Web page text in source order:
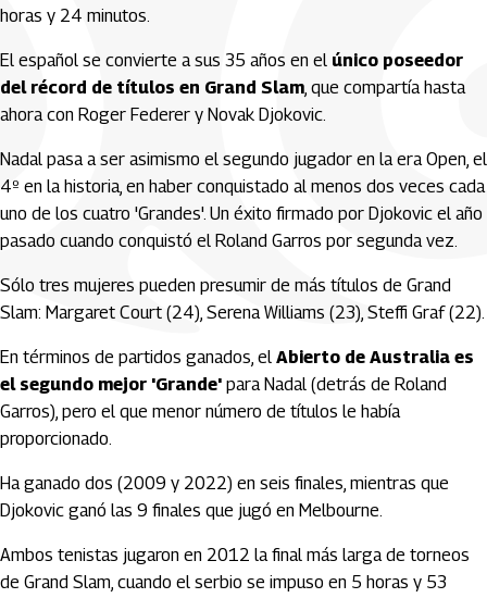
horas y 24 minutos.
El español se convierte a sus 35 años en el único poseedor
del récord de títulos en Grand Slam, que compartía hasta
ahora con Roger Federer y Novak Djokovic.
Nadal pasa a ser asimismo el segundo jugador en la era Open, el
4º en la historia, en haber conquistado al menos dos veces cada
uno de los cuatro 'Grandes'. Un éxito firmado por Djokovic el año
pasado cuando conquistó el Roland Garros por segunda vez.
Sólo tres mujeres pueden presumir de más títulos de Grand
Slam: Margaret Court (24), Serena Williams (23), Steffi Graf (22).
En términos de partidos ganados, el Abierto de Australia es
el segundo mejor 'Grande' para Nadal (detrás de Roland
Garros), pero el que menor número de títulos le había
proporcionado.
Ha ganado dos (2009 y 2022) en seis finales, mientras que
Djokovic ganó las 9 finales que jugó en Melbourne.
Ambos tenistas jugaron en 2012 la final más larga de torneos
de Grand Slam, cuando el serbio se impuso en 5 horas y 53